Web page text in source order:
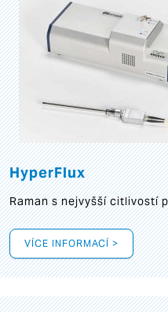
HyperFlux
Raman s nejvyšší citlivostí
VÍCE INFORMACÍ >